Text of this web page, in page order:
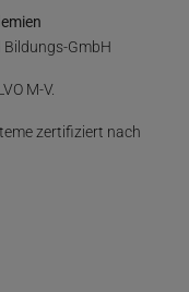
Bildungs-GmbH
M-V.
zertifiziert nach